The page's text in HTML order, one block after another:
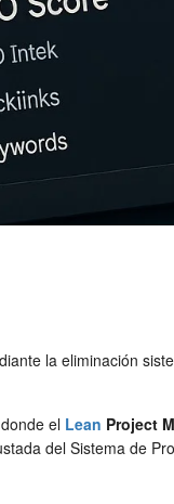
la eliminación
el Lean Project
del Sistema de